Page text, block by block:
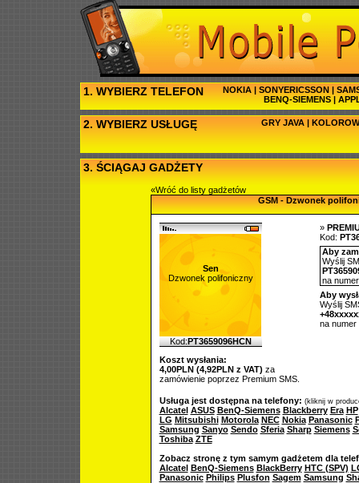
1. WYBIERZ TELEFON NOKIA | SONYERICSSON |
BENQ-SIEMENS |
2. WYBIERZ USŁUGĘ GRY JAVA |
3. ŚCIĄGAJ GADŻETY
«Wróć do listy gadżetów
GSM - Dzwonek
Sen
Dzwonek polifoniczny
Kod:PT3659096HCN
Koszt wysłania:
4,00PLN (4,92PLN z VAT) za
zamówienie poprzez Premium SMS.
»
Kod:
Aby
Wyślij
na
Aby
Wyślij
na numer
Usługa jest dostępna na telefony: (kliknij w
Alcatel ASUS BenQ-Siemens Blackberry Era HP
LG Mitsubishi Motorola NEC Nokia Panasonic
Samsung Sanyo Sendo Sferia Sharp Siemens
Toshiba ZTE
Zobacz stronę z tym samym gadżetem dla
Alcatel BenQ-Siemens BlackBerry HTC (SPV)
Panasonic Philips Plusfon Sagem Samsung